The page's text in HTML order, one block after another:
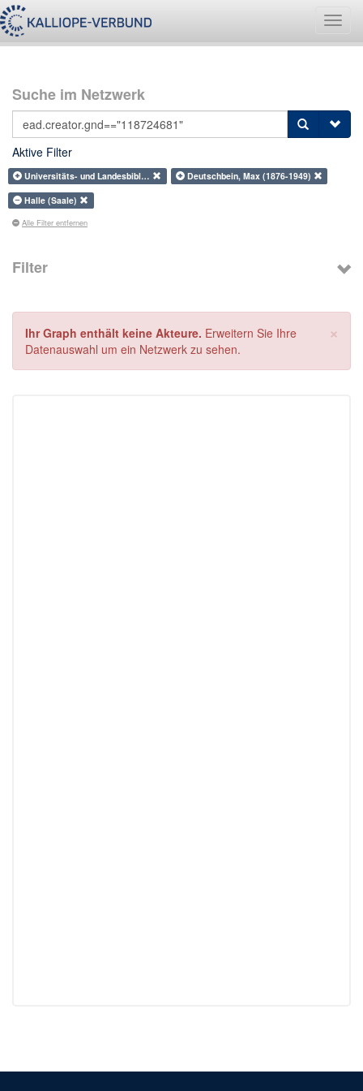
Suche im Netzwerk
Aktive Filter
Universitäts- und Landesbibl…
Deutschbein, Max (1876-1949)
Halle (Saale)
Alle Filter entfernen
Filter
×
Ihr Graph enthält keine Akteure. Erweitern Sie Ihre
Datenauswahl um ein Netzwerk zu sehen.